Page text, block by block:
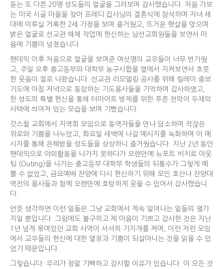
듣는 또 다른 20명 성도들의 얼굴을 그려보며 감사했습니다. 처음 가보
는 미국 시골 마을을 찾아 프레디 집사님의 결혼식에 참석하며 자녀 세
대에 이루실 거룩한 2세 가정을 보며 즐거웠고, 뜨거운 햇살을 맞으며
밝은 얼굴로 선교관 해체 작업에 헌신하는 남선교회원들을 보면서 마
음에 기쁨이 넘쳤습니다.
팬데믹 이후 처음으로 얼굴을 보여준 여섯명의 교우들이 너무 반가웠
고, 주일 오후 중고등부와 대학부 농구시합을 옆에서 지켜보면서 흐뭇
한 웃음이 절로 나왔습니다. 선교관 리모델링 공사를 위해 릴레이 중보
기도에 아침 저녁으로 동참하는 기도용사들을 기억하며 감사하였고,
한 성도의 특별 헌신을 통해 터마이트 방제를 위한 푸른 천막이 두채의
사택에 씌어져 있는 모습을 보며 기뻤습니다.
갓스윌 교회에서 지역회 모임으로 동역자들을 만나 담소하며 적잖은
위로와 기쁨을 나누었고, 화요일 새벽에 나갈 메시지를 녹화하며 이 메
시지를 통해 은혜받을 성도들을 상상하니 즐거웠습니다. 지난 2년 동안
팬데믹으로 야외활동을 나가지 못하다가 오랜만에 뉴포트 비치로 아웃
팅 (Outing)을 나가는 중고등부 대학부 학생들의 뒤통수가 그렇게 예
쁠 수 없었고, 금요예배 찬양에 다시 헌신하기 위해 모인 호산나 찬양대
역전의 용사들과 함께 오랜만에 호탕하게 웃을 수 있어서 감사했습니
다.
언뜻 생각하면 이런 일들은 그냥 교회에서 계속 일어나는 일들의 몇가
지일 뿐입니다. 그럼에도 불구하고 제 마음이 기쁘고 감사한 것은 지난
1년 넘게 묶여있던 교회 사역이 서서히 기지개를 켜며, 이런 저런 모임
에서 교우들의 헌신에 대한 열정과 기쁨이 되살아나는 것을 읽을 수 있
었기 때문입니다.
그렇습니다. 우리가 정말 기뻐하고 감사할 이유가 있습니다. 이 모든 것